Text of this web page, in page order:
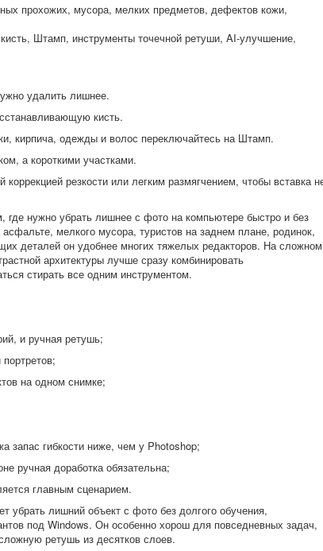
прохожих, мусора, мелких предметов, дефектов кожи,
Штамп, инструменты точечной ретуши, AI-улучшение,
удалить лишнее.
кисть.
кирпича, одежды и волос переключайтесь на Штамп.
а короткими участками.
резкости или легким размягчением, чтобы вставка
нужно убрать лишнее с фото на компьютере быстро и без
мелкого мусора, туристов на заднем плане, родинок,
деталей он удобнее многих тяжелых редакторов. На сложном
архитектуры лучше сразу комбинировать
стирать все одним инструментом.
и ручная ретушь;
на одном снимке;
запас гибкости ниже, чем у Photoshop;
ручная доработка обязательна;
главным сценарием.
убрать лишний объект с фото без долгого обучения,
под Windows. Он особенно хорош для повседневных задач,
ретушь из десятков слоев.